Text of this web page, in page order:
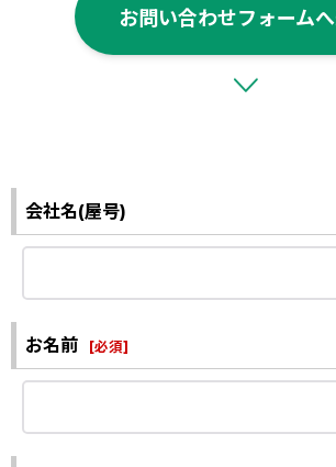
お問い合わせフォーム
会社名(屋号)
お名前 [必須]